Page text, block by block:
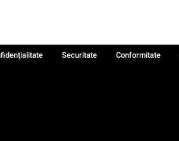
Securitate Conformitate